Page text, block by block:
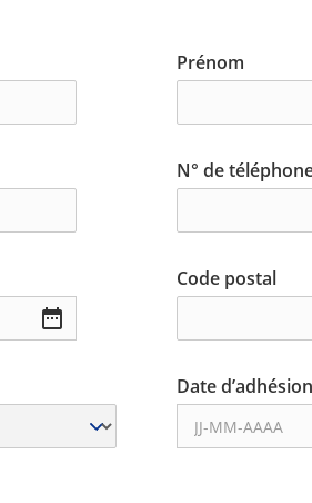
Prénom
N° de
Code postal
Date